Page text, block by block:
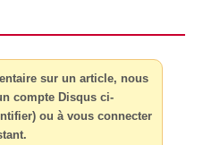
sur un article, nous
compte Disqus ci-
ou à vous connecter